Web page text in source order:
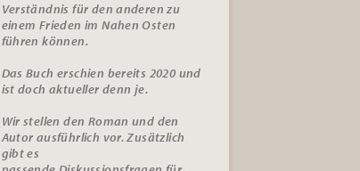
Verständnis für den anderen zu
einem Frieden im Nahen Osten
führen können.
Das Buch erschien bereits 2020 und
ist doch aktueller denn je.
Wir stellen den Roman und den
Autor ausführlich vor. Zusätzlich
gibt es